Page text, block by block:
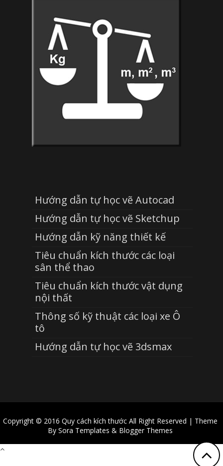
Hướng dẫn tự học vẽ Autocad
Hướng dẫn tự học vẽ Sketchup
Hướng dẫn kỹ năng thiết kế
Tiêu chuẩn kích thước các loại
sân thể thao
Tiêu chuẩn kích thước vật dụng
nội thất
Thông số kỹ thuật các loại xe Ô
tô
Hướng dẫn tự học vẽ 3dsmax
Copyright © 2016 Quy cách kích thướcAll Right Reserved | Theme
By Sora Templates & Blogger Themes